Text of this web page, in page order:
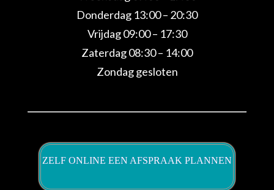
Donderdag 13:00 – 20:30
Vrijdag 09:00 – 17:30
Zaterdag 08:30 – 14:00
Zondag gesloten
ZELF ONLINE EEN AFSPRAAK PLANNEN